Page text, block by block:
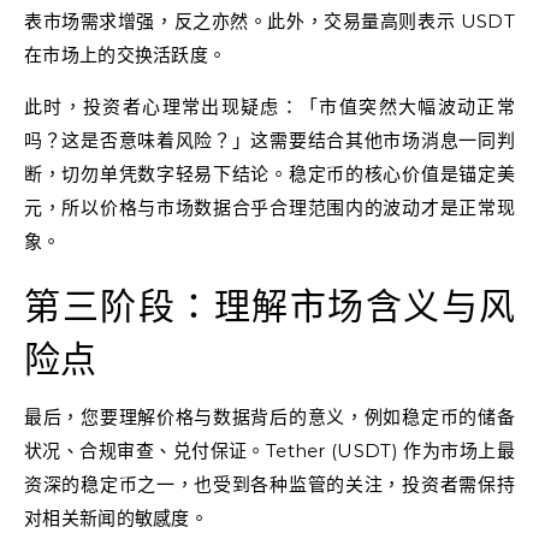
表市场需求增强，反之亦然。此外，交易量高则表示 USDT
在市场上的交换活跃度。
此时，投资者心理常出现疑虑：「市值突然大幅波动正常
吗？这是否意味着风险？」这需要结合其他市场消息一同判
断，切勿单凭数字轻易下结论。稳定币的核心价值是锚定美
元，所以价格与市场数据合乎合理范围内的波动才是正常现
象。
第三阶段：理解市场含义与风
险点
最后，您要理解价格与数据背后的意义，例如稳定币的储备
状况、合规审查、兑付保证。Tether (USDT) 作为市场上最
资深的稳定币之一，也受到各种监管的关注，投资者需保持
对相关新闻的敏感度。